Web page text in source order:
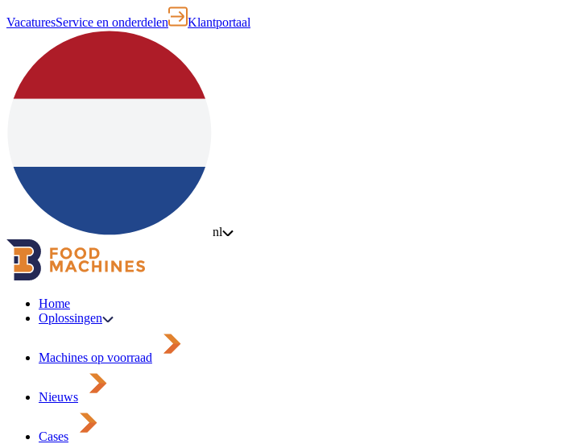
VacaturesService en onderdelen Klantportaal
nl
Home
Oplossingen
Machines op voorraad
Nieuws
Cases